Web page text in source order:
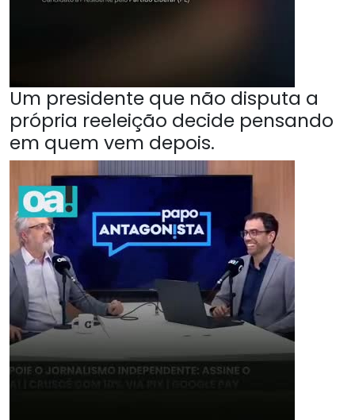
Um presidente que não disputa a
própria reeleição decide pensando
em quem vem depois.